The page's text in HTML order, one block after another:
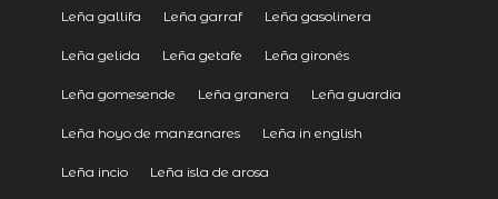
Leña gallifa Leña garraf Leña gasolinera
Leña gelida Leña getafe Leña gironés
Leña gomesende Leña granera Leña guardia
Leña hoyo de manzanares Leña in english
Leña incio Leña isla de arosa